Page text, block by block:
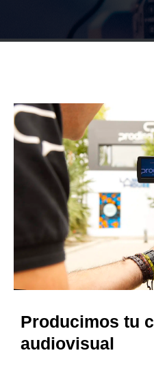
Producimos tu
audiovisual